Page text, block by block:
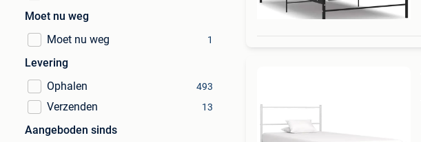
Moet nu weg
Moet nu weg
1
Levering
Ophalen
493
Verzenden 13
Aangeboden sinds